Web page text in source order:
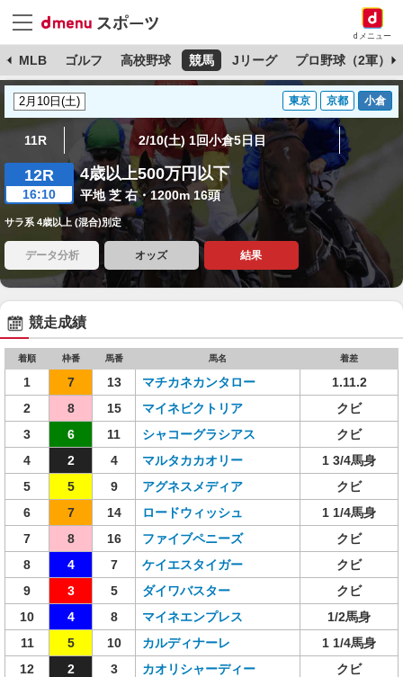
dメニュー
MLB ゴルフ 高校野球 競馬 Jリーグ プロ野球（2軍）
東京 京都 小倉
11R 2/10(土) 1回小倉5日目
12R
16:10
4歳以上500万円以下
平地 芝 右・1200m 16頭
サラ系 4歳以上 (混合)別定
データ分析 オッズ 結果
競走成績
着順 枠番 馬番 馬名 着差
1 7 13 マチカネカンタロー
1.11.2
2
8 15 マイネビクトリア
クビ
3
6 11 シャコーグラシアス
クビ
4
2 4 マルタカカオリー
1 3/4馬身
5
5 9 アグネスメディア
クビ
6
7 14 ロードウィッシュ
1 1/4馬身
7
8 16 ファイブペニーズ
クビ
8
4 7 ケイエスタイガー
クビ
9
3 5 ダイワバスター
クビ
10
4 8 マイネエンプレス
1/2馬身
11
5 10 カルディナーレ
1 1/4馬身
12
2 3 カオリシャーディー
クビ